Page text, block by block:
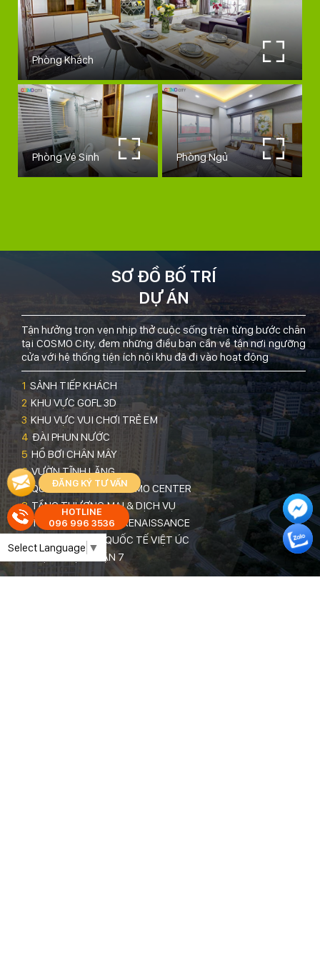
Select Language ▼
ĐĂNG KÝ TƯ VẤN
HOTLINE
096 996 3536
Phòng Khách
Phòng Ngủ
Phòng Vệ Sinh
SƠ ĐỒ BỐ TRÍ
DỰ ÁN
Tận hưởng trọn vẹn nhịp thở cuộc sống trên từng bước chân
tại COSMO City, đem những điều bạn cần về tận nơi ngưỡng
cửa với hệ thống tiện ích nội khu đã đi vào hoạt động
1 SẢNH TIẾP KHÁCH
2 KHU VỰC GOFL 3D
3 KHU VỰC VUI CHƠI TRẺ EM
4 ĐÀI PHUN NƯỚC
5 HỒ BƠI CHÂN MÂY
6 VƯỜN TĨNH LẶNG
7 QUẢNG TRƯỜNG COSMO CENTER
8 TẦNG THƯƠNG MẠI & DỊCH VỤ
9 TRƯỜNG QUỐC TẾ RENAISSANCE
TRƯỜNG HỌC QUỐC TẾ VIỆT ÚC
BỆNH VIỆN QUẬN 7